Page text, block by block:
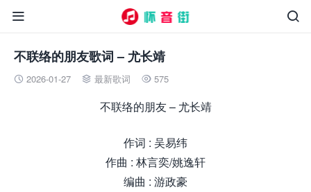


不联络的朋友歌词 – 尤长靖
 2026-01-27  最新歌词  575
不联络的朋友 – 尤长靖
作词 : 吴易纬
作曲 : 林言奕/姚逸轩
编曲 : 游政豪